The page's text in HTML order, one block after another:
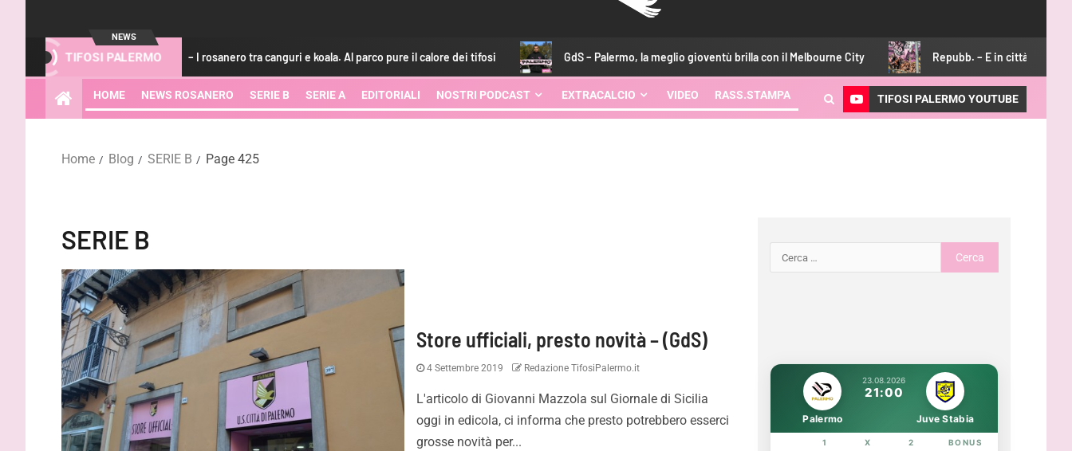
NEWS
TIFOSI PALERMO
GdS – I rosanero tra canguri e koala. Al parco pure il calore dei tifosi GdS – Palermo, la meglio gioventù brilla con il Melbourne City Repubb. – E in città è boom di
HOME NEWS ROSANERO SERIE B SERIE A EDITORIALI NOSTRI PODCAST EXTRACALCIO VIDEO RASS.STAMPA TIFOSI PALERMO YOUTUBE
Home Blog SERIE B Page 425
SERIE B
Store ufficiali, presto novità – (GdS)
4 Settembre 2019 Redazione TifosiPalermo.it
L'articolo di Giovanni Mazzola sul Giornale di Sicilia
oggi in edicola, ci informa che presto potrebbero esserci
grosse novità per...
23.08.2026
21:00
Palermo Juve Stabia
1 X 2 BONUS